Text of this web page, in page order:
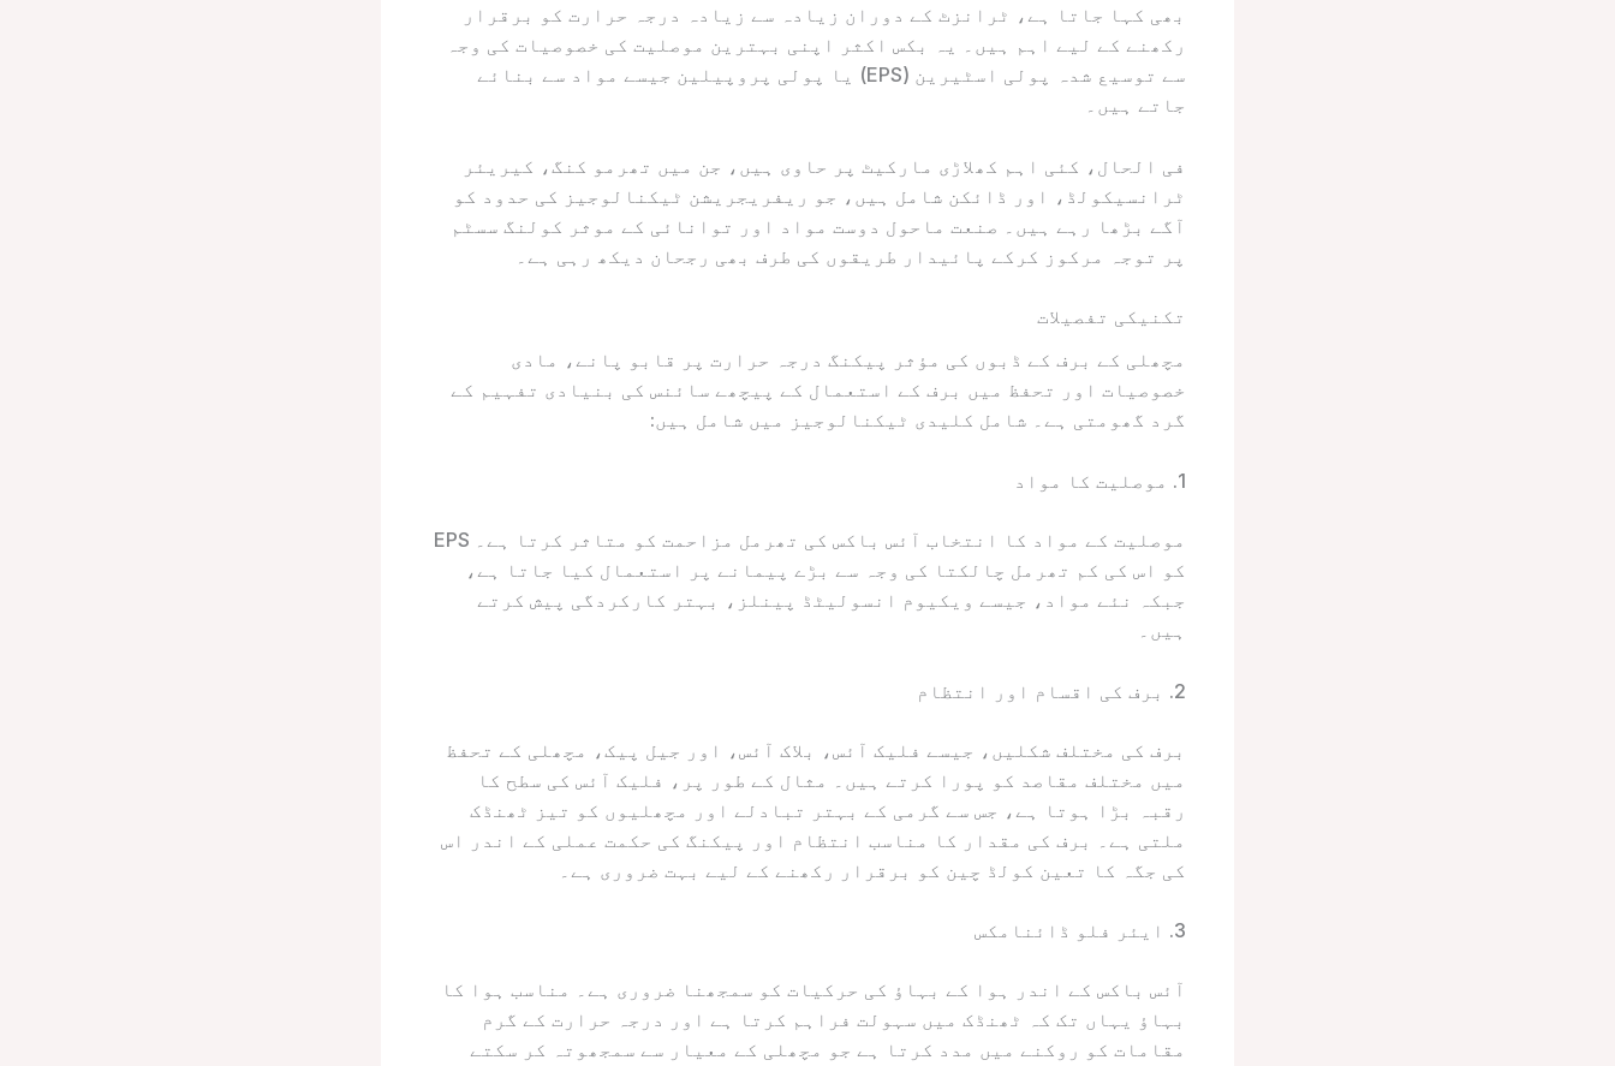
بھی کہا جاتا ہے، ٹرانزٹ کے دوران زیادہ سے زیادہ درجہ حرارت کو برقرار
رکھنے کے لیے اہم ہیں۔ یہ بکس اکثر اپنی بہترین موصلیت کی خصوصیات کی وجہ
سے توسیع شدہ پولی اسٹیرین (EPS) یا پولی پروپیلین جیسے مواد سے بنائے
جاتے ہیں۔
فی الحال، کئی اہم کھلاڑی مارکیٹ پر حاوی ہیں، جن میں تھرمو کنگ، کیریئر
ٹرانسیکولڈ، اور ڈائکن شامل ہیں، جو ریفریجریشن ٹیکنالوجیز کی حدود کو
آگے بڑھا رہے ہیں۔ صنعت ماحول دوست مواد اور توانائی کے موثر کولنگ سسٹم
پر توجہ مرکوز کرکے پائیدار طریقوں کی طرف بھی رجحان دیکھ رہی ہے۔
تکنیکی تفصیلات
مچھلی کے برف کے ڈبوں کی مؤثر پیکنگ درجہ حرارت پر قابو پانے، مادی
خصوصیات اور تحفظ میں برف کے استعمال کے پیچھے سائنس کی بنیادی تفہیم کے
گرد گھومتی ہے۔ شامل کلیدی ٹیکنالوجیز میں شامل ہیں:
1. موصلیت کا مواد
موصلیت کے مواد کا انتخاب آئس باکس کی تھرمل مزاحمت کو متاثر کرتا ہے۔ EPS
کو اس کی کم تھرمل چالکتا کی وجہ سے بڑے پیمانے پر استعمال کیا جاتا ہے،
جبکہ نئے مواد، جیسے ویکیوم انسولیٹڈ پینلز، بہتر کارکردگی پیش کرتے
ہیں۔
2. برف کی اقسام اور انتظام
برف کی مختلف شکلیں، جیسے فلیک آئس، بلاک آئس، اور جیل پیک، مچھلی کے تحفظ
میں مختلف مقاصد کو پورا کرتے ہیں۔ مثال کے طور پر، فلیک آئس کی سطح کا
رقبہ بڑا ہوتا ہے، جس سے گرمی کے بہتر تبادلے اور مچھلیوں کو تیز ٹھنڈک
ملتی ہے۔ برف کی مقدار کا مناسب انتظام اور پیکنگ کی حکمت عملی کے اندر اس
کی جگہ کا تعین کولڈ چین کو برقرار رکھنے کے لیے بہت ضروری ہے۔
3. ایئر فلو ڈائنامکس
آئس باکس کے اندر ہوا کے بہاؤ کی حرکیات کو سمجھنا ضروری ہے۔ مناسب ہوا کا
بہاؤ یہاں تک کہ ٹھنڈک میں سہولت فراہم کرتا ہے اور درجہ حرارت کے گرم
مقامات کو روکنے میں مدد کرتا ہے جو مچھلی کے معیار سے سمجھوتہ کر سکتے